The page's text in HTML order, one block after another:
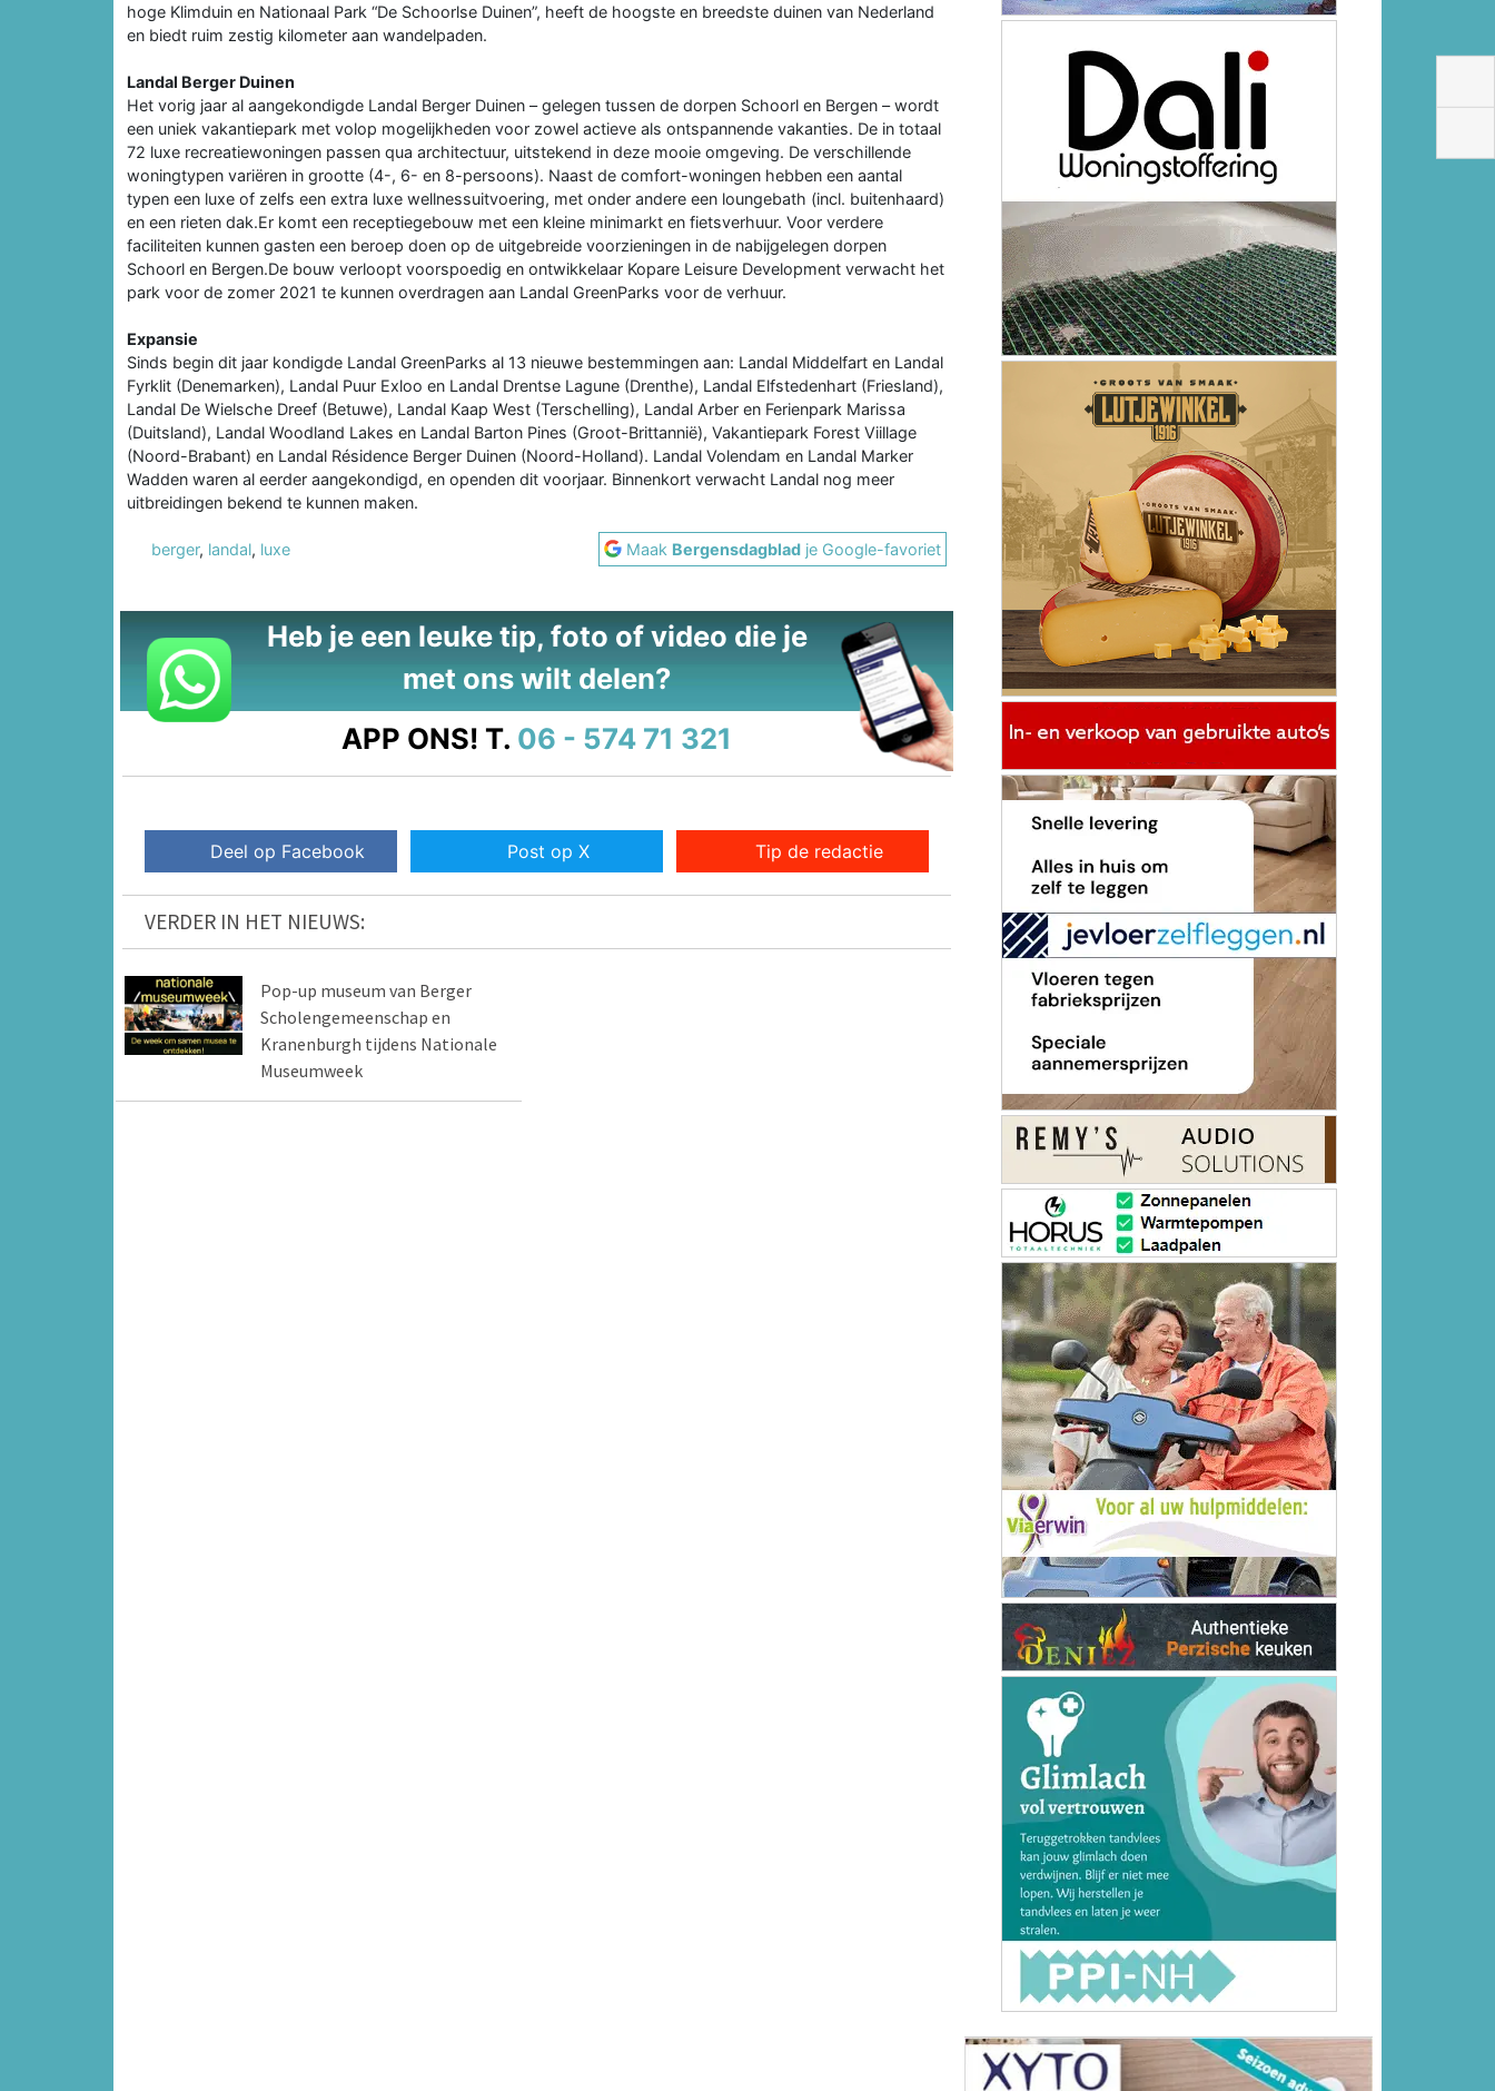
hoge Klimduin en Nationaal Park “De Schoorlse Duinen”, heeft de hoogste en breedste duinen van Nederland
en biedt ruim zestig kilometer aan wandelpaden.
Landal Berger Duinen
Het vorig jaar al aangekondigde Landal Berger Duinen – gelegen tussen de dorpen Schoorl en Bergen – wordt
een uniek vakantiepark met volop mogelijkheden voor zowel actieve als ontspannende vakanties. De in totaal
72 luxe recreatiewoningen passen qua architectuur, uitstekend in deze mooie omgeving. De verschillende
woningtypen variëren in grootte (4-, 6- en 8-persoons). Naast de comfort-woningen hebben een aantal
typen een luxe of zelfs een extra luxe wellnessuitvoering, met onder andere een loungebath (incl. buitenhaard)
en een rieten dak.Er komt een receptiegebouw met een kleine minimarkt en fietsverhuur. Voor verdere
faciliteiten kunnen gasten een beroep doen op de uitgebreide voorzieningen in de nabijgelegen dorpen
Schoorl en Bergen.De bouw verloopt voorspoedig en ontwikkelaar Kopare Leisure Development verwacht het
park voor de zomer 2021 te kunnen overdragen aan Landal GreenParks voor de verhuur.
Expansie
Sinds begin dit jaar kondigde Landal GreenParks al 13 nieuwe bestemmingen aan: Landal Middelfart en Landal
Fyrklit (Denemarken), Landal Puur Exloo en Landal Drentse Lagune (Drenthe), Landal Elfstedenhart (Friesland),
Landal De Wielsche Dreef (Betuwe), Landal Kaap West (Terschelling), Landal Arber en Ferienpark Marissa
(Duitsland), Landal Woodland Lakes en Landal Barton Pines (Groot-Brittannië), Vakantiepark Forest Viillage
(Noord-Brabant) en Landal Résidence Berger Duinen (Noord-Holland). Landal Volendam en Landal Marker
Wadden waren al eerder aangekondigd, en openden dit voorjaar. Binnenkort verwacht Landal nog meer
uitbreidingen bekend te kunnen maken.
berger, landal, luxe Maak Bergensdagblad je Google-favoriet
Heb je een leuke tip, foto of video die je
met ons wilt delen?
APP ONS! T. 06 - 574 71 321
Deel op Facebook Post op X Tip de redactie
VERDER IN HET NIEUWS:
Pop-up museum van Berger
Scholengemeenschap en
Kranenburgh tijdens Nationale
Museumweek